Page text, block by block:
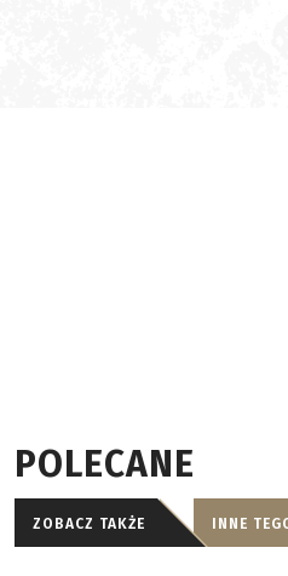
POLECANE
ZOBACZ TAKŻE INNE